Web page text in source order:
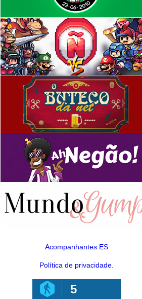
Acompanhantes ES
Política de privacidade.
5